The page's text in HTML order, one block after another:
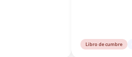
Libro de cumbre